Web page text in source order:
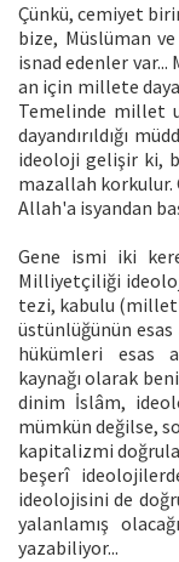
Çünkü, cemiyet
bize, Müslüman
isnad edenler
an için millete
Temelinde millet
dayandırıldığı
ideoloji gelişir ki,
mazallah korkulur.
Allah'a isyandan
Gene ismi iki
Milliyetçiliği
tezi, kabulu
üstünlüğünün
hükümleri esas
kaynağı olarak
dinim İslâm,
mümkün değilse,
kapitalizmi
beşerî
ideolojisini de
yalanlamış
yazabiliyor...